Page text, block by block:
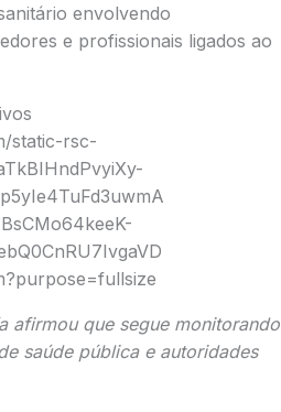
envolvendo
e profissionais ligados ao
afirmou que segue monitorando
saúde pública e autoridades